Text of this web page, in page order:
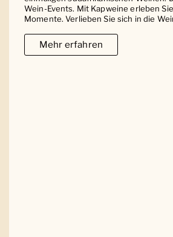
Wein-Events. Mit Kapweine erleben
Momente. Verlieben Sie sich in die
Mehr erfahren